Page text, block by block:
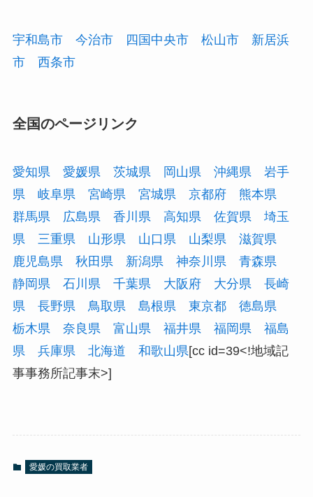
宇和島市 今治市 四国中央市 松山市
新居浜
市
西条市
全国のページリンク
愛知県 愛媛県 茨城県 岡山県 沖縄県
岩手
県
岐阜県 宮崎県 宮城県 京都府
熊本県
群馬県
広島県 香川県 高知県 佐賀県
埼玉
県
三重県 山形県 山口県 山梨県
滋賀県
鹿児島県
秋田県 新潟県 神奈川県
青森県
静岡県
石川県 千葉県 大阪府 大分県
長崎
県
長野県 鳥取県 島根県 東京都
徳島県
栃木県
奈良県 富山県 福井県 福岡県
福島
県
兵庫県 北海道 和歌山県[cc id=39<!地域記
事事務所記事末>]
愛媛の買取業者